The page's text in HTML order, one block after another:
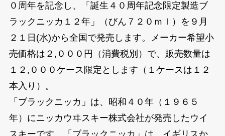
０周年を記念し、「誕生４０周年記念限定製造ブ
ラックニッカ１２年」（びん７２０ｍｌ）を９月
２１日(水)から全国で発売します。メーカー希望小
売価格は２,０００円（消費税別）で、販売数量は
１２,０００ケース限定とします（１ケースは１２
本入り）。
「ブラックニッカ」は、昭和４０年（１９６５
年）にニッカウヰスキー株式会社が発売したウイ